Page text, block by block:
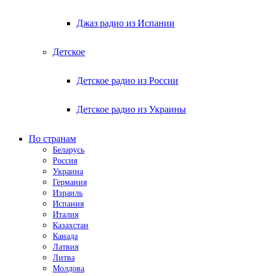
Джаз радио из Испании
Детское
Детское радио из России
Детское радио из Украины
По странам
Беларусь
Россия
Украина
Германия
Израиль
Испания
Италия
Казахстан
Канада
Латвия
Литва
Молдова